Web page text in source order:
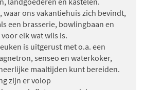
waar ons vakantiehuis zich bevindt,
een brasserie, bowlingbaan en
elk wat wils is.
is uitgerust met o.a. een
senseo en waterkoker,
maaltijden kunt bereiden.
zijn er volop